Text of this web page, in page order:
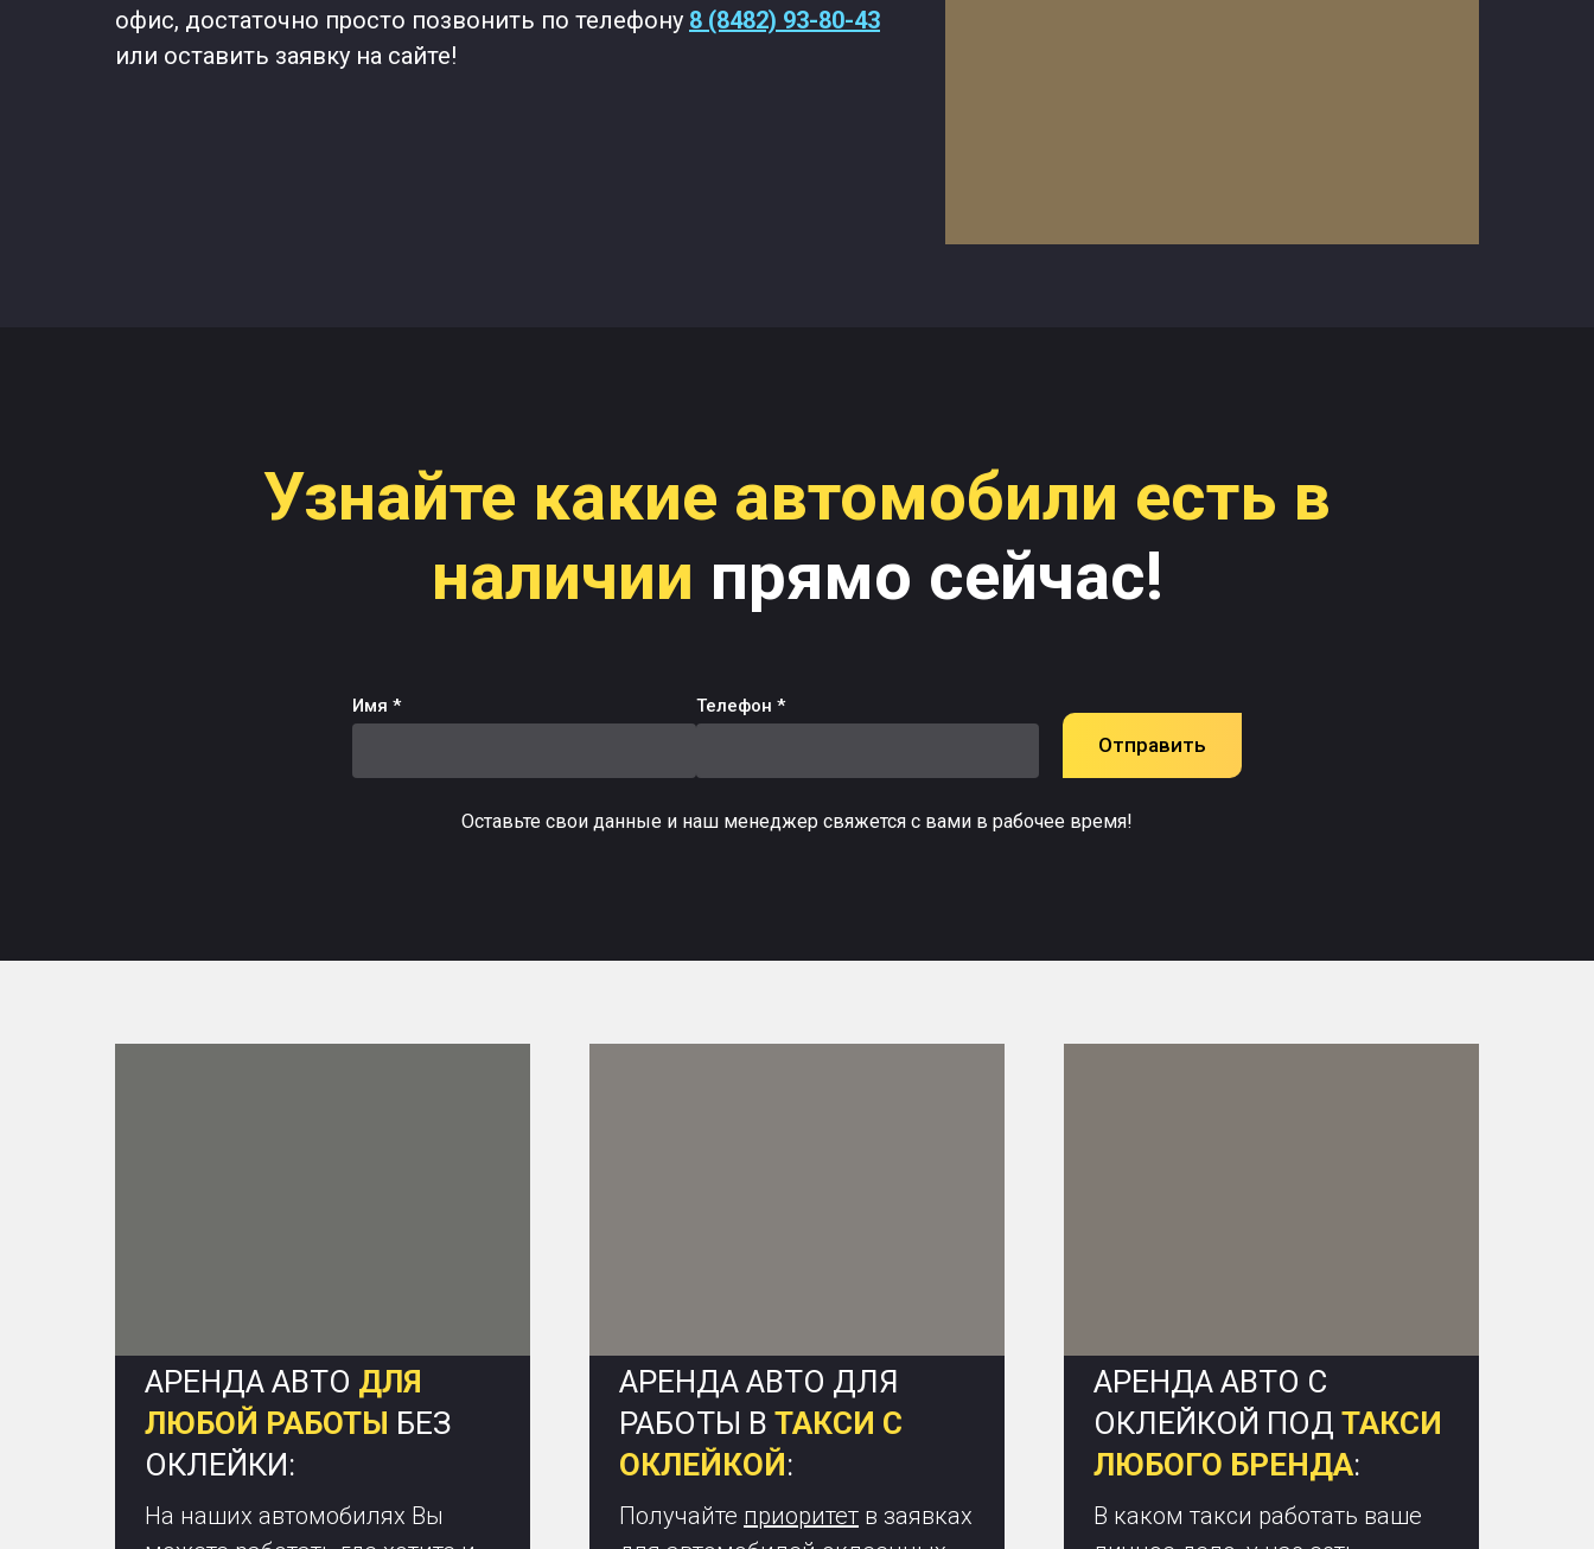
офис, достаточно просто позвонить по телефону 8 (8482) 93-80-43
или оставить заявку на сайте!
Узнайте какие автомобили есть в
наличии прямо сейчас!
Имя * Телефон *
Отправить
Оставьте свои данные и наш менеджер свяжется с вами в рабочее время!
АРЕНДА АВТО ДЛЯ
ЛЮБОЙ РАБОТЫ БЕЗ
ОКЛЕЙКИ:
На наших автомобилях Вы
АРЕНДА АВТО ДЛЯ
РАБОТЫ В ТАКСИ С
ОКЛЕЙКОЙ:
Получайте приоритет в заявках
АРЕНДА АВТО С
ОКЛЕЙКОЙ ПОД ТАКСИ
ЛЮБОГО БРЕНДА:
В каком такси работать ваше